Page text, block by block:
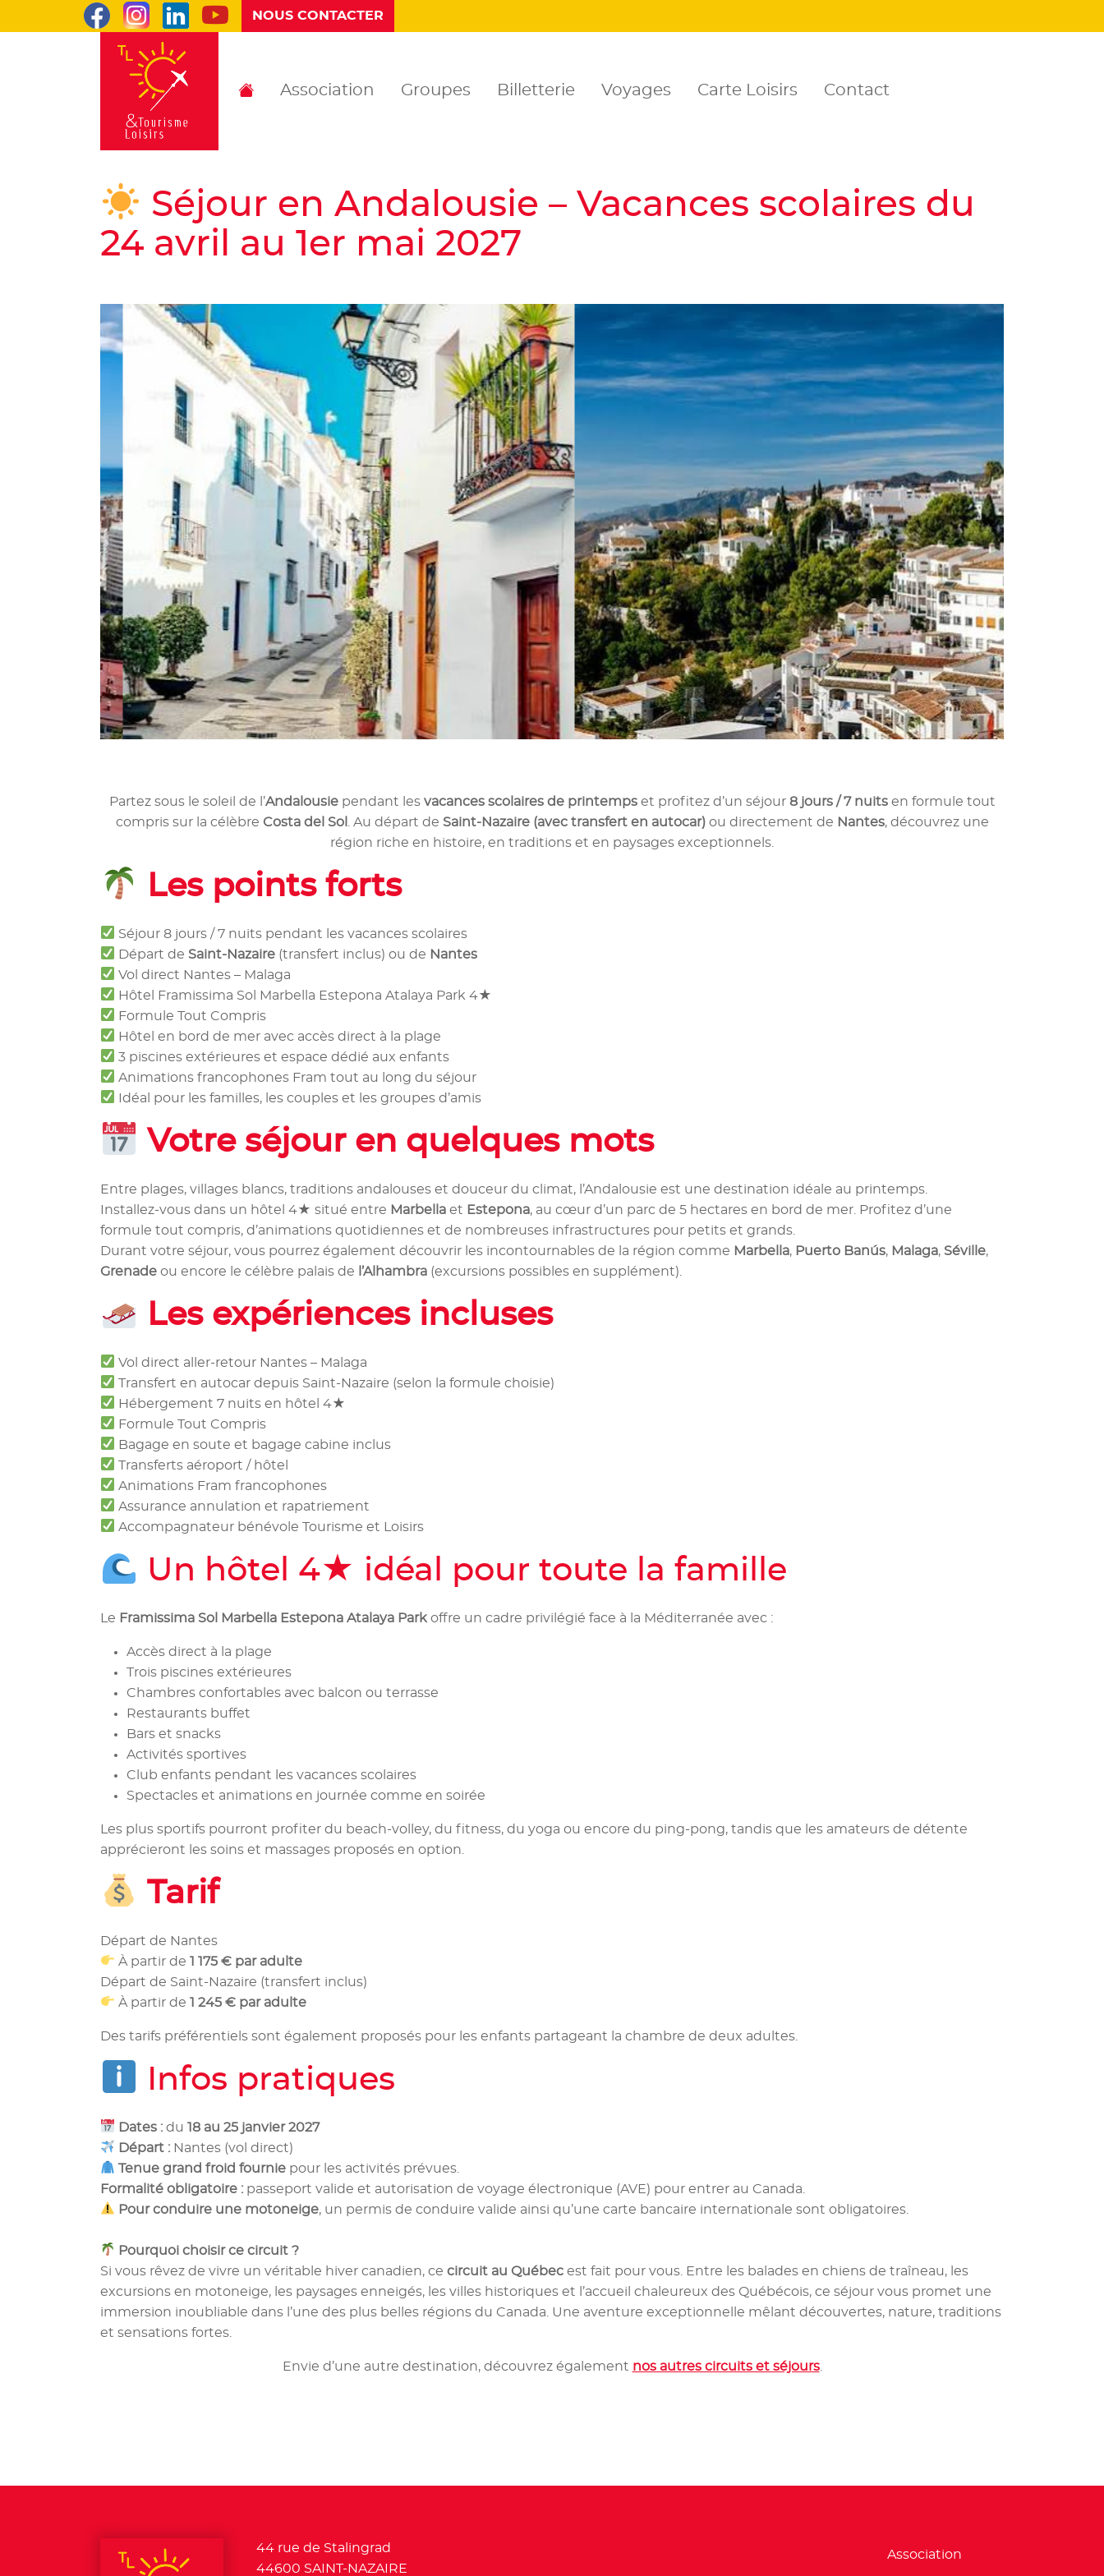
Retrouvez-nous sur Facebook
Retrouvez-nous sur Instagram
Retrouvez-nous sur Linkedin
Retrouvez-nous sur Youtube
NOUS CONTACTER
Tourisme et Loisirs
Association Groupes Billetterie Voyages Carte Loisirs Contact
Séjour en Andalousie – Vacances scolaires du
24 avril au 1er mai 2027
Partez sous le soleil de l’Andalousiependant les vacances scolaires de printempset profitez d’un séjour 8 jours / 7 nuitsen formule tout
compris sur la célèbre Costa del Sol . Au départ de Saint-Nazaire (avec transfert en autocar)ou directement de Nantes, découvrez une
région riche en histoire, en traditions et en paysages exceptionnels.
Les points forts
Séjour 8 jours / 7 nuits pendant les vacances scolaires
Départ de Saint-Nazaire (transfert inclus) ou de Nantes
Vol direct Nantes – Malaga
Hôtel Framissima Sol Marbella Estepona Atalaya Park 4★
Formule Tout Compris
Hôtel en bord de mer avec accès direct à la plage
3 piscines extérieures et espace dédié aux enfants
Animations francophones Fram tout au long du séjour
Idéal pour les familles, les couples et les groupes d’amis
Votre séjour en quelques mots
Entre plages, villages blancs, traditions andalouses et douceur du climat, l’Andalousie est une destination idéale au printemps.
Installez-vous dans un hôtel 4★ situé entre Marbella et Estepona, au cœur d’un parc de 5 hectares en bord de mer. Profitez d’une
formule tout compris, d’animations quotidiennes et de nombreuses infrastructures pour petits et grands.
Durant votre séjour, vous pourrez également découvrir les incontournables de la région comme Marbella, Puerto Banús, Malaga, Séville,
Grenade ou encore le célèbre palais de l’Alhambra (excursions possibles en supplément).
Les expériences incluses
Vol direct aller-retour Nantes – Malaga
Transfert en autocar depuis Saint-Nazaire (selon la formule choisie)
Hébergement 7 nuits en hôtel 4★
Formule Tout Compris
Bagage en soute et bagage cabine inclus
Transferts aéroport / hôtel
Animations Fram francophones
Assurance annulation et rapatriement
Accompagnateur bénévole Tourisme et Loisirs
Un hôtel 4★ idéal pour toute la famille
Le Framissima Sol Marbella Estepona Atalaya Park offre un cadre privilégié face à la Méditerranée avec :
Accès direct à la plage
Trois piscines extérieures
Chambres confortables avec balcon ou terrasse
Restaurants buffet
Bars et snacks
Activités sportives
Club enfants pendant les vacances scolaires
Spectacles et animations en journée comme en soirée
Les plus sportifs pourront profiter du beach-volley, du fitness, du yoga ou encore du ping-pong, tandis que les amateurs de détente
apprécieront les soins et massages proposés en option.
Tarif
Départ de Nantes
À partir de1 175 € par adulte
Départ de Saint-Nazaire (transfert inclus)
À partir de1 245 € par adulte
Des tarifs préférentiels sont également proposés pour les enfants partageant la chambre de deux adultes.
Infos pratiques
Dates : du18 au 25 janvier 2027
Départ : Nantes (vol direct)
Tenue grand froid fournie pour les activités prévues.
Formalité obligatoire : passeport valide et autorisation de voyage électronique (AVE) pour entrer au Canada.
Pour conduire une motoneige, un permis de conduire valide ainsi qu’une carte bancaire internationale sont obligatoires.
Pourquoi choisir ce circuit ?
Si vous rêvez de vivre un véritable hiver canadien, ce circuit au Québec est fait pour vous. Entre les balades en chiens de traîneau, les
excursions en motoneige, les paysages enneigés, les villes historiques et l’accueil chaleureux des Québécois, ce séjour vous promet une
immersion inoubliable dans l’une des plus belles régions du Canada. Une aventure exceptionnelle mêlant découvertes, nature, traditions
et sensations fortes.
Envie d’une autre destination, découvrez également nos autres circuits et séjours.
Tourisme et loisirs
44 rue de Stalingrad
44600 SAINT-NAZAIRE
Association